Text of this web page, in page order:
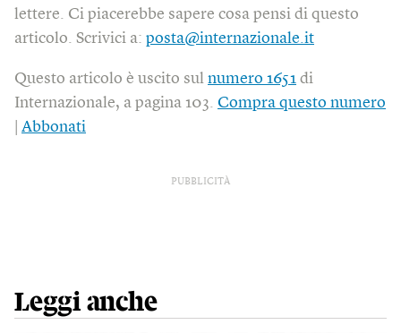
lettere. Ci piacerebbe sapere cosa pensi di questo
articolo. Scrivici a: posta@internazionale.it
Questo articolo è uscito sul numero 1651 di
Internazionale, a pagina 103. Compra questo numero
Abbonati
PUBBLICITÀ
Leggi anche